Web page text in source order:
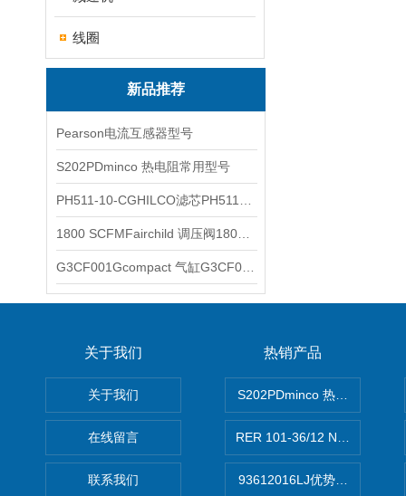
线圈
新品推荐
Pearson电流互感器型号
S202PDminco 热电阻常用型号
关于我们
关于我们
在线留言
联系我们
热销产品
S202PDminco 热电阻
RER 101-36/12 NHH离心
93612016LJ优势供应美国